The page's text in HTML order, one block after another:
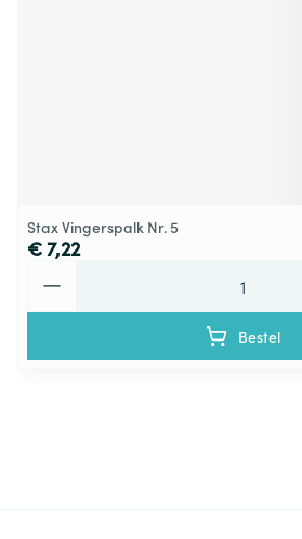
Stax Vingerspalk Nr. 5
€ 7,22
Bestel